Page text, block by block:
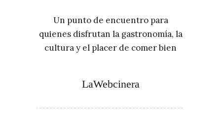
Un punto de encuentro para
quienes disfrutan la gastronomía, la
cultura y el placer de comer bien
LaWebcinera